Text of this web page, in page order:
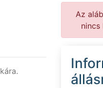
Az
nincs